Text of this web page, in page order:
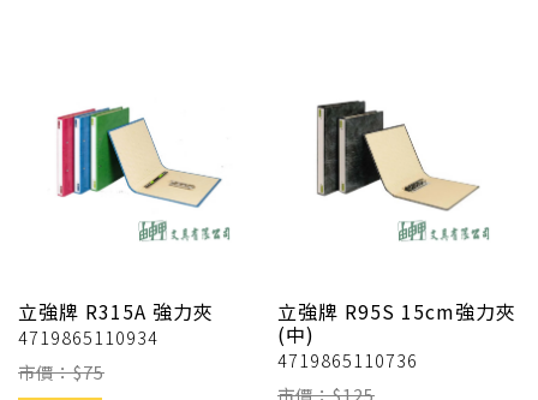
立強牌 R315A 強力夾
4719865110934
市價：$75
立強牌 R95S 15cm強力夾
(中)
4719865110736
市價：$125